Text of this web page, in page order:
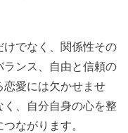
でなく、関係性その
ランス、自由と信頼の
恋愛には欠かせませ
、自分自身の心を整
ながります。